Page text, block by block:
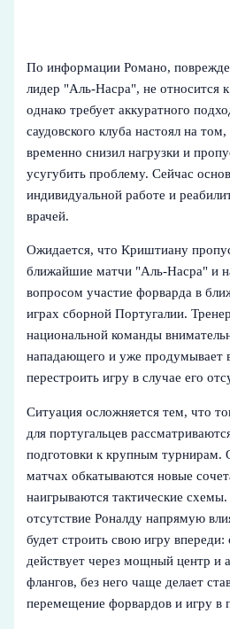
По информации Романо,
лидер "Аль-Насра", не относится
однако требует аккуратного
саудовского клуба настоял на
временно снизил нагрузки и
усугубить проблему. Сейчас
индивидуальной работе и
врачей.
Ожидается, что Криштиану
ближайшие матчи "Аль-Насра" и
вопросом участие форварда в
играх сборной Португалии.
национальной команды
нападающего и уже продумывает
перестроить игру в случае его
Ситуация осложняется тем, что
для португальцев
подготовки к крупным турнирам.
матчах обкатываются новые
наигрываются тактические
отсутствие Роналду напрямую
будет строить свою игру
действует через мощный центр и
флангов, без него чаще делает
перемещение форвардов и игру в